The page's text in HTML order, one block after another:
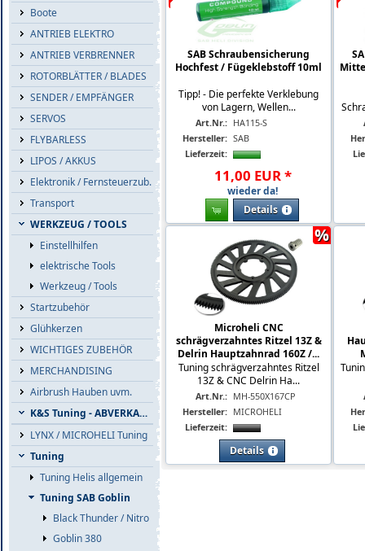
Boote
ANTRIEB ELEKTRO
ANTRIEB VERBRENNER
ROTORBLÄTTER / BLADES
SENDER / EMPFÄNGER
SERVOS
FLYBARLESS
LIPOS / AKKUS
Elektronik / Fernsteuerzub.
Transport
WERKZEUG / TOOLS
Einstellhilfen
elektrische Tools
Werkzeug / Tools
Startzubehör
Glühkerzen
WICHTIGES ZUBEHÖR
MERCHANDISING
Airbrush Hauben uvm.
K&S Tuning - ABVERKAUF
LYNX / MICROHELI Tuning
Tuning
Tuning Helis allgemein
Tuning SAB Goblin
Black Thunder / Nitro
Goblin 380
SAB Schraubensicherung
Hochfest / Fügeklebstoff 10ml
Tipp! - Die perfekte Verklebung
von Lagern, Wellen...
Art.Nr.: HA115-S
Hersteller: SAB
Lieferzeit:
11,00 EUR*
wieder da!
Details
Microheli CNC
schrägverzahntes Ritzel 13Z &
Delrin Hauptzahnrad 160Z /...
Tuning schrägverzahntes Ritzel
13Z & CNC Delrin Ha...
Art.Nr.: MH-550X167CP
Hersteller: MICROHELI
Lieferzeit:
Details
%